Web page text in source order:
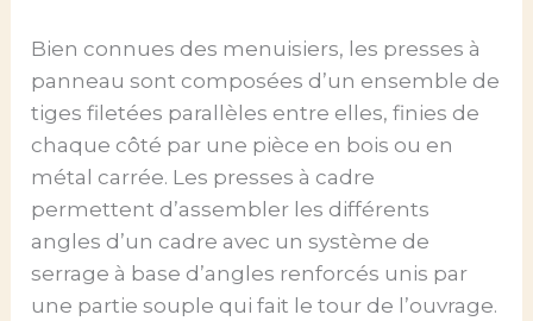
Bien connues des menuisiers, les presses à
panneau sont composées d’un ensemble de
tiges filetées parallèles entre elles, finies de
chaque côté par une pièce en bois ou en
métal carrée. Les presses à cadre
permettent d’assembler les différents
angles d’un cadre avec un système de
serrage à base d’angles renforcés unis par
une partie souple qui fait le tour de l’ouvrage.